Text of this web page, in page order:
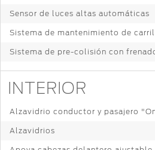
Sensor de luces altas automáticas
Sistema de mantenimiento de carril
Sistema de pre-colisión con
INTERIOR
Alzavidrio conductor y pasajero
Alzavidrios